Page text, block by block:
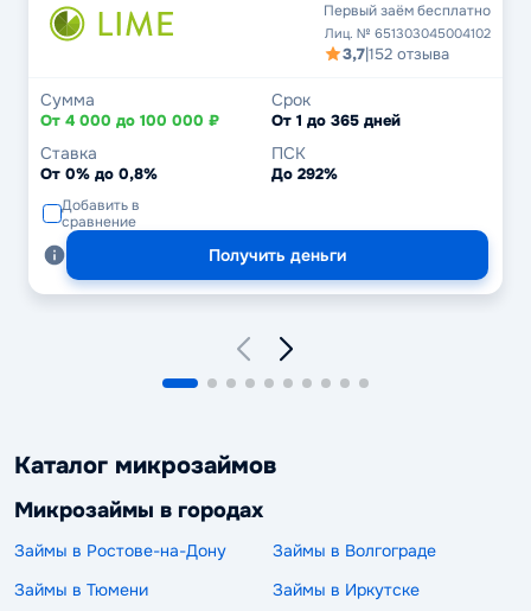
Первый заём бесплатно
Лиц. № 651303045004102
3,7|152 отзыва
Сумма
От 4 000 до 100 000 ₽
Срок
От 1 до 365 дней
Ставка
От 0% до 0,8%
ПСК
До 292%
Добавить в
сравнение
Получить деньги
Каталог микрозаймов
Микрозаймы в городах
Займы в Ростове-на-Дону
Займы в Волгограде
Займы в Тюмени
Займы в Иркутске